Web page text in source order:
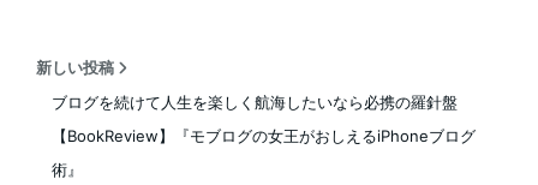
新しい投稿
ブログを続けて人生を楽しく航海したいなら必携の羅針盤
【BookReview】『モブログの女王がおしえるiPhoneブログ
術』